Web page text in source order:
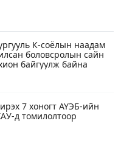
К-соёлын наадам
боловсролын сайн
байгуулж байна
7 хоногт АҮЭБ-ийн
д томилолтоор